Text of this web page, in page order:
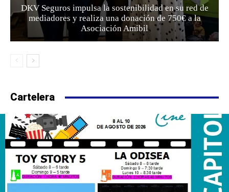
DKV Seguros impulsa la sostenibilidad en su red de
mediadores y realiza una donación de 750€ a la
Asociación Amibil
Cartelera